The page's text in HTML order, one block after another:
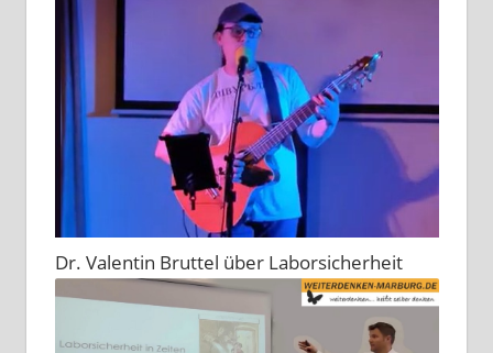
Dr. Valentin Bruttel über Laborsicherheit